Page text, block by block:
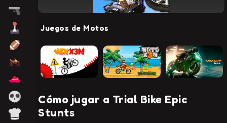
Juegos de Motos
Cómo jugar a Trial Bike Epic
Stunts